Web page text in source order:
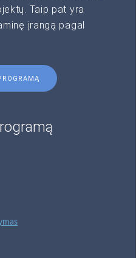
Taip pat yra
įrangą pagal